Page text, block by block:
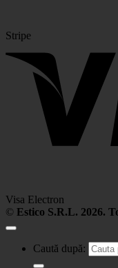
Stripe
Visa Electron
© Estico S.R.L. 2026.
Caută după: